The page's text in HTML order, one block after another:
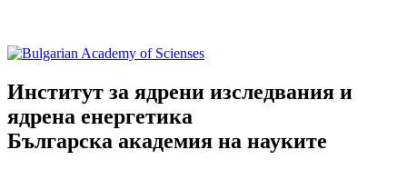
Институт за ядрени изследвания и
ядрена енергетика
Българска академия на науките